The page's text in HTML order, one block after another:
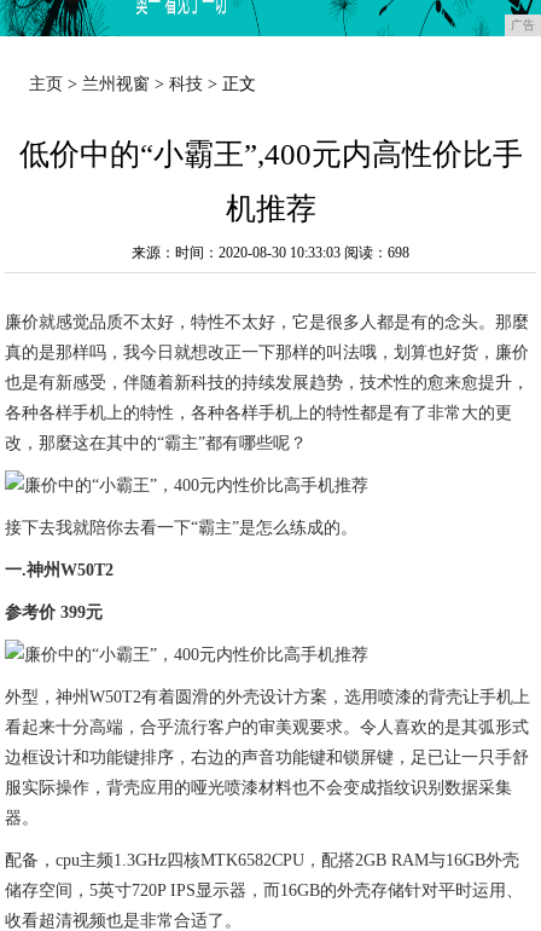
广告
主页 > 兰州视窗 >科技 > 正文
低价中的“小霸王”,400元内高性价比手
机推荐
来源：时间：2020-08-30 10:33:03 阅读：698
廉价就感觉品质不太好，特性不太好，它是很多人都是有的念头。那麼
真的是那样吗，我今日就想改正一下那样的叫法哦，划算也好货，廉价
也是有新感受，伴随着新科技的持续发展趋势，技术性的愈来愈提升，
各种各样手机上的特性，各种各样手机上的特性都是有了非常大的更
改，那麼这在其中的“霸主”都有哪些呢？
接下去我就陪你去看一下“霸主”是怎么练成的。
一.神州W50T2
参考价 399元
外型，神州W50T2有着圆滑的外壳设计方案，选用喷漆的背壳让手机上
看起来十分高端，合乎流行客户的审美观要求。令人喜欢的是其弧形式
边框设计和功能键排序，右边的声音功能键和锁屏键，足已让一只手舒
服实际操作，背壳应用的哑光喷漆材料也不会变成指纹识别数据采集
器。
配备，cpu主频1.3GHz四核MTK6582CPU，配搭2GB RAM与16GB外壳
储存空间，5英寸720P IPS显示器，而16GB的外壳存储针对平时运用、
收看超清视频也是非常合适了。